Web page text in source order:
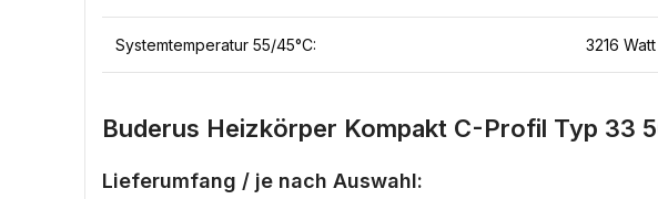
Systemtemperatur 55/45°C: 3216 Watt
Buderus Heizkörper Kompakt C-Profil Typ 33
Lieferumfang / je nach Auswahl: